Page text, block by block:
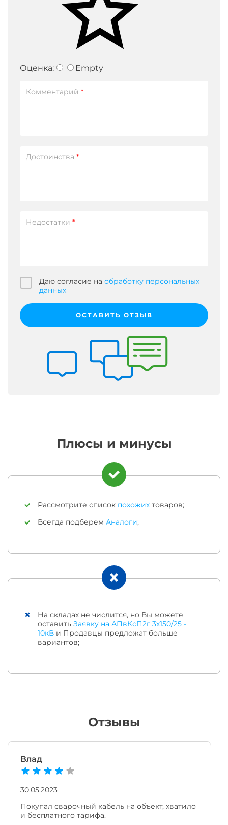
Оценка: Empty
Комментарий *
Достоинства *
Недостатки *
Даю согласие на обработку персональных
данных
ОСТАВИТЬ ОТЗЫВ
Плюсы и минусы
Рассмотрите список похожих товаров;
Всегда подберем Аналоги;
На складах не числится, но Вы можете
оставить Заявку на АПвКсП2г 3х150/25 -
10кВ и Продавцы предложат больше
вариантов;
Отзывы
Влад
30.05.2023
Покупал сварочный кабель на объект, хватило
и бесплатного тарифа.